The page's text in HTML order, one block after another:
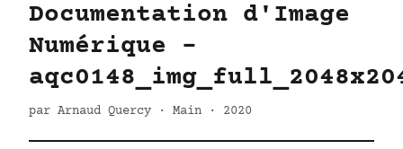
Documentation d'Image
Numérique -
par Arnaud Quercy · Main · 2020